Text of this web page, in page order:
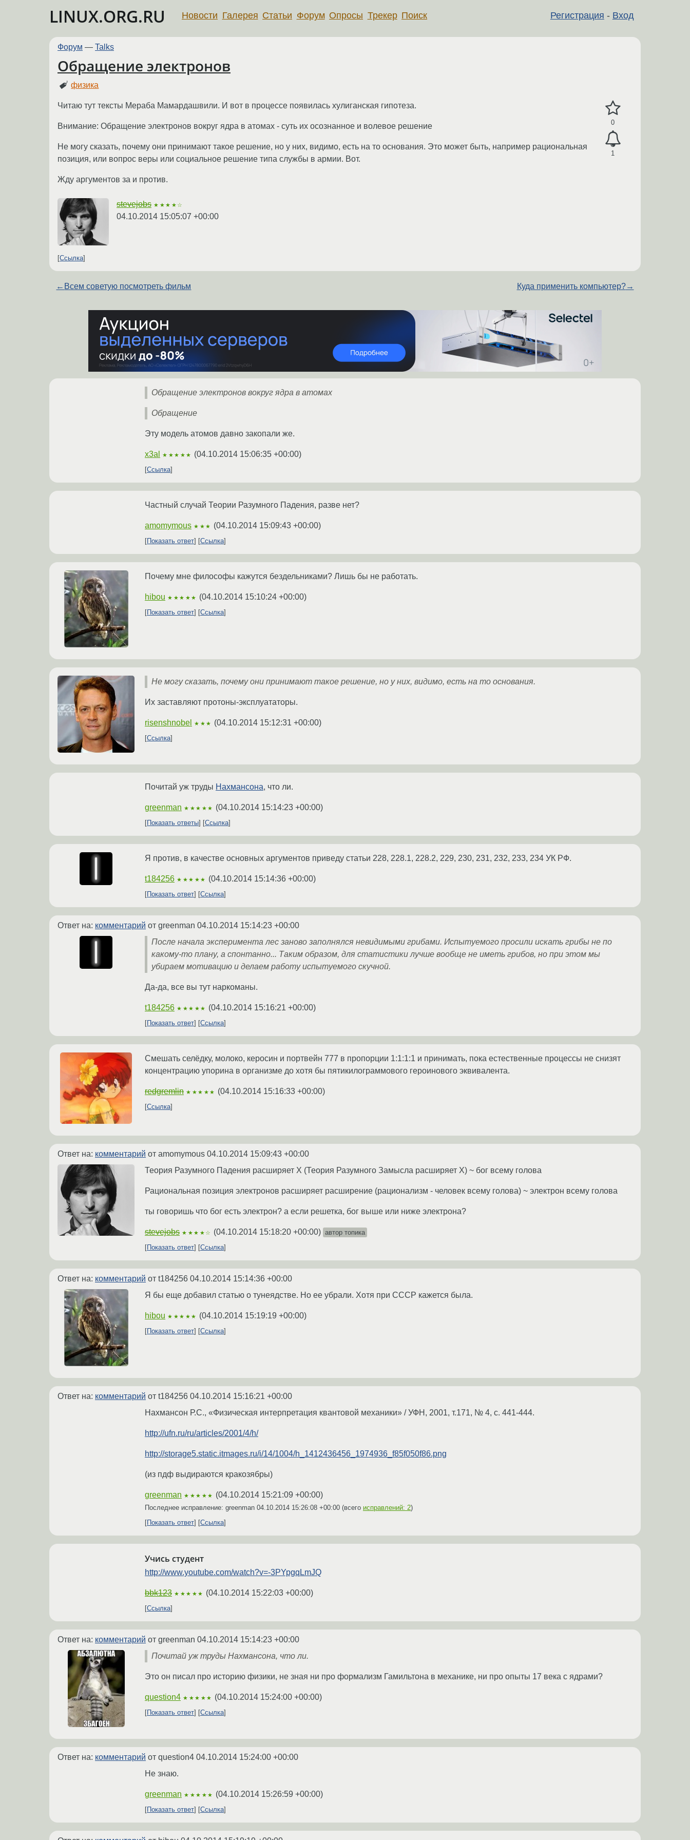
LINUX.ORG.RU Регистрация - Вход
Новости Галерея Статьи Форум Опросы Трекер Поиск
Форум — Talks
Обращение электронов
физика
0
1
Читаю тут тексты Мераба Мамардашвили. И вот в процессе появилась хулиганская гипотеза.
Внимание: Обращение электронов вокруг ядра в атомах - суть их осознанное и волевое решение
Не могу сказать, почему они принимают такое решение, но у них, видимо, есть на то основания. Это может быть, например рациональная
позиция, или вопрос веры или социальное решение типа службы в армии. Вот.
Жду аргументов за и против.
stevejobs ★★★★☆
04.10.2014 15:05:07 +00:00
Ссылка
← Всем советую посмотреть фильм Куда применить компьютер?→
Обращение электронов вокруг ядра в атомах
Обращение
Эту модель атомов давно закопали же.
x3al ★★★★★ (04.10.2014 15:06:35 +00:00)
Ссылка
Частный случай Теории Разумного Падения, разве нет?
amomymous ★★★ (04.10.2014 15:09:43 +00:00)
Показать ответ Ссылка
Почему мне философы кажутся бездельниками? Лишь бы не работать.
hibou ★★★★★ (04.10.2014 15:10:24 +00:00)
Показать ответ Ссылка
Не могу сказать, почему они принимают такое решение, но у них, видимо, есть на то основания.
Их заставляют протоны-эксплуататоры.
risenshnobel ★★★ (04.10.2014 15:12:31 +00:00)
Ссылка
Почитай уж труды Нахмансона, что ли.
greenman ★★★★★ (04.10.2014 15:14:23 +00:00)
Показать ответы Ссылка
Я против, в качестве основных аргументов приведу статьи 228, 228.1, 228.2, 229, 230, 231, 232, 233, 234 УК РФ.
t184256 ★★★★★ (04.10.2014 15:14:36 +00:00)
Показать ответ Ссылка
Ответ на: комментарий от greenman 04.10.2014 15:14:23 +00:00
После начала эксперимента лес заново заполнялся невидимыми грибами. Испытуемого просили искать грибы не по
какому-то плану, а спонтанно... Таким образом, для статистики лучше вообще не иметь грибов, но при этом мы
убираем мотивацию и делаем работу испытуемого скучной.
Да-да, все вы тут наркоманы.
t184256 ★★★★★ (04.10.2014 15:16:21 +00:00)
Показать ответ Ссылка
Смешать селёдку, молоко, керосин и портвейн 777 в пропорции 1:1:1:1 и принимать, пока естественные процессы не снизят
концентрацию упорина в организме до хотя бы пятикилограммового героинового эквивалента.
redgremlin ★★★★★ (04.10.2014 15:16:33 +00:00)
Ссылка
Ответ на: комментарий от amomymous 04.10.2014 15:09:43 +00:00
Теория Разумного Падения расширяет X (Теория Разумного Замысла расширяет X) ~ бог всему голова
Рациональная позиция электронов расширяет расширение (рационализм - человек всему голова) ~ электрон всему голова
ты говоришь что бог есть электрон? а если решетка, бог выше или ниже электрона?
stevejobs ★★★★☆ (04.10.2014 15:18:20 +00:00) автор топика
Показать ответ
Ссылка
Ответ на: комментарий от t184256 04.10.2014 15:14:36 +00:00
Я бы еще добавил статью о тунеядстве. Но ее убрали. Хотя при СССР кажется была.
hibou ★★★★★ (04.10.2014 15:19:19 +00:00)
Показать ответ Ссылка
Ответ на: комментарий от t184256 04.10.2014 15:16:21 +00:00
Нахмансон Р.С., «Физическая интерпретация квантовой механики» / УФН, 2001, т.171, № 4, с. 441-444.
http://ufn.ru/ru/articles/2001/4/h/
http://storage5.static.itmages.ru/i/14/1004/h_1412436456_1974936_f85f050f86.png
(из пдф выдираются кракозябры)
greenman ★★★★★ (04.10.2014 15:21:09 +00:00)
Последнее исправление: greenman 04.10.2014 15:26:08 +00:00 (всего исправлений: 2)
Показать ответ
Ссылка
Учись студент
http://www.youtube.com/watch?v=-3PYpgqLmJQ
bbk123 ★★★★★ (04.10.2014 15:22:03 +00:00)
Ссылка
Ответ на: комментарий от greenman 04.10.2014 15:14:23 +00:00
Почитай уж труды Нахмансона, что ли.
Это он писал про историю физики, не зная ни про формализм Гамильтона в механике, ни про опыты 17 века с ядрами?
question4 ★★★★★ (04.10.2014 15:24:00 +00:00)
Показать ответ Ссылка
Ответ на: комментарий от question4 04.10.2014 15:24:00 +00:00
Не знаю.
greenman ★★★★★ (04.10.2014 15:26:59 +00:00)
Показать ответ Ссылка